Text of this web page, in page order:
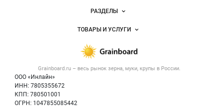
Grainboard.ru – весь рынок зерна, муки, крупы в России.
ООО «Инлайн»
ИНН: 7805355672
КПП: 780501001
ОГРН: 1047855085442
Новости Grainboard.ru
Размещение рекламы
Публичная оферта
Контактная информация
Политика обработки персональных данных
РАЗДЕЛЫ
Объявления
Новости рынка
ТОВАРЫ И УСЛУГИ
Крупы
Мука